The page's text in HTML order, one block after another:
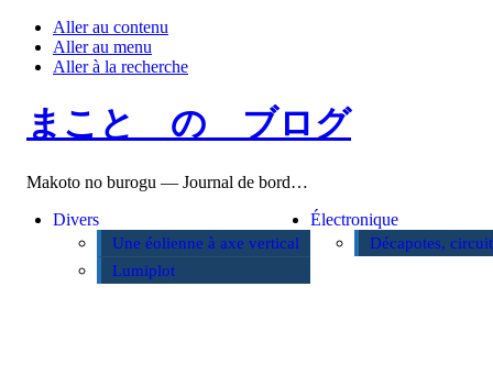
Aller au contenu
Aller au menu
Aller à la recherche
まこと の ブログ
Makoto no burogu — Journal de bord…
Divers
Une éolienne à axe vertical
Lumiplot
Électronique
Décapotes,